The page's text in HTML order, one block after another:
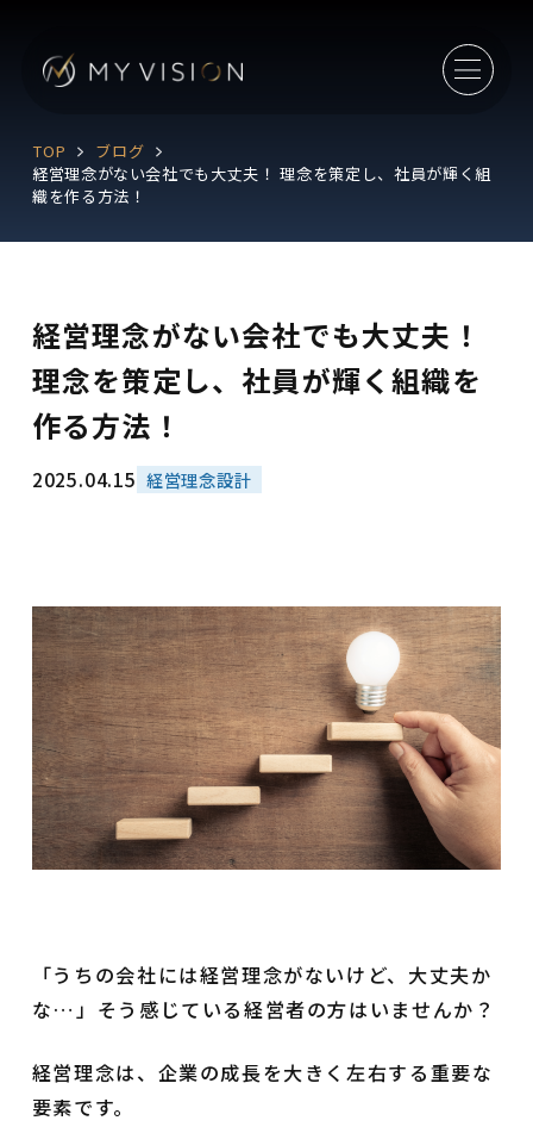
TOP
ブログ
経営理念がない会社でも大丈夫！ 理念を策定し、社員が輝く組
織を作る方法！
経営理念がない会社でも大丈夫！
理念を策定し、社員が輝く組織を
作る方法！
2025.04.15 経営理念設計
「うちの会社には経営理念がないけど、大丈夫か
な…」そう感じている経営者の方はいませんか？
経営理念は、企業の成長を大きく左右する重要な
要素です。